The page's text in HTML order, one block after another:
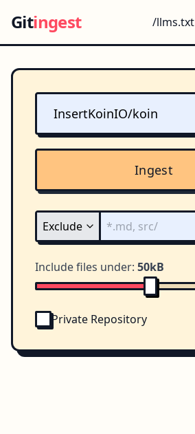
Gitingest /llms.txt
Ingest
Include files under: 50kB
Private Repository